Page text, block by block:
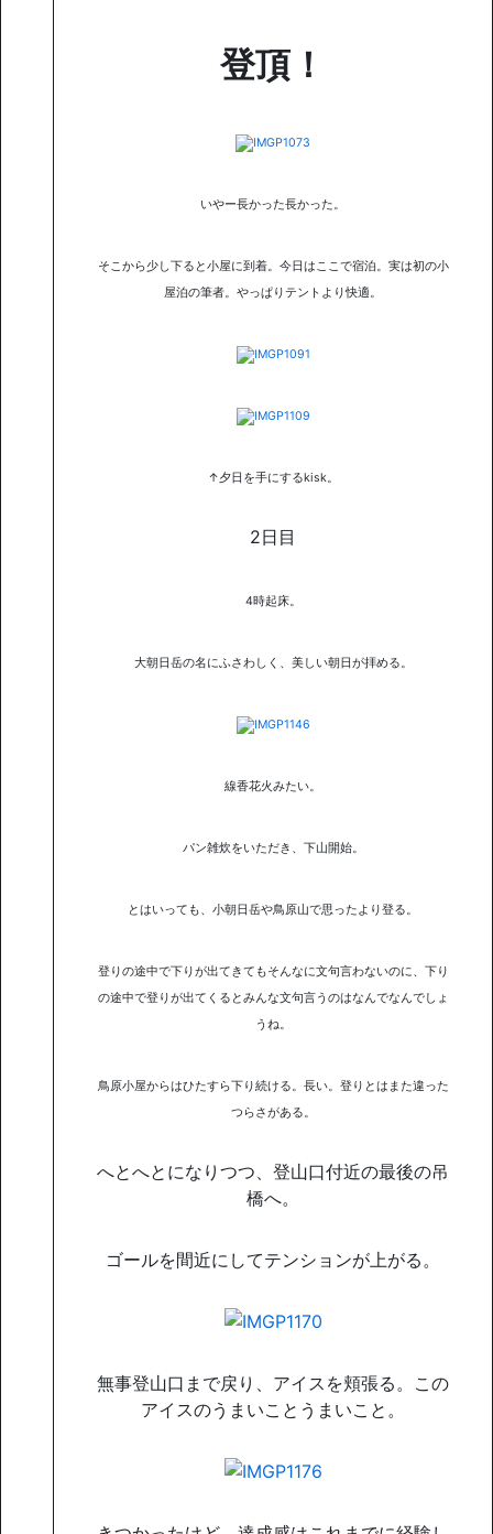
登頂！
いやー長かった長かった。
そこから少し下ると小屋に到着。今日はここで宿泊。実は初の小
屋泊の筆者。やっぱりテントより快適。
↑夕日を手にするkisk。
2日目
4時起床。
大朝日岳の名にふさわしく、美しい朝日が拝める。
線香花火みたい。
パン雑炊をいただき、下山開始。
とはいっても、小朝日岳や鳥原山で思ったより登る。
登りの途中で下りが出てきてもそんなに文句言わないのに、下り
の途中で登りが出てくるとみんな文句言うのはなんでなんでしょ
うね。
鳥原小屋からはひたすら下り続ける。長い。登りとはまた違った
つらさがある。
へとへとになりつつ、登山口付近の最後の吊
橋へ。
ゴールを間近にしてテンションが上がる。
無事登山口まで戻り、アイスを頬張る。この
アイスのうまいことうまいこと。